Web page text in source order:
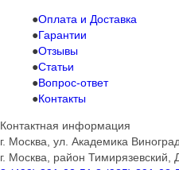
Оплата и Доставка
Гарантии
Отзывы
Статьи
Вопрос-ответ
Контакты
Контактная информация
г. Москва, ул. Академика
г. Москва, район Тимирязевский,